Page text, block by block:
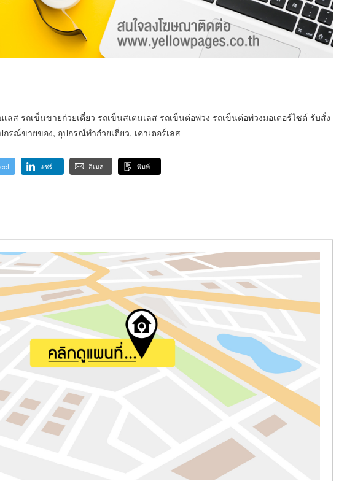
ลส รถเข็นขายก๋วยเตี๋ยว รถเข็นสเตนเลส รถเข็นต่อพ่วง รถเข็นต่อพ่วงมอเตอร์ไซด์ รับสั่ง
รณ์ขายของ, อุปกรณ์ทำก๋วยเตี๋ยว, เคาเตอร์เลส
แชร์ อีเมล พิมพ์